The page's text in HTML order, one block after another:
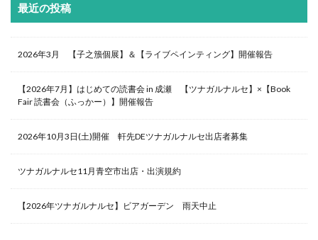
最近の投稿
2026年3月 【子之籏個展】＆【ライブペインティング】開催報告
【2026年7月】はじめての読書会 in 成瀬 【ツナガルナルセ】×【Book
Fair 読書会（ふっかー）】開催報告
2026年10月3日(土)開催 軒先DEツナガルナルセ出店者募集
ツナガルナルセ11月青空市出店・出演規約
【2026年ツナガルナルセ】ビアガーデン 雨天中止